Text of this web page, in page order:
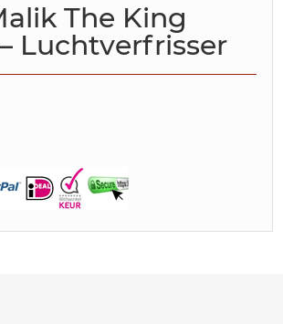
The King
Luchtverfrisser